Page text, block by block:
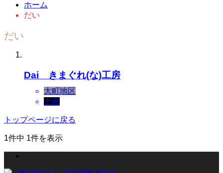
ホーム
だい
だい
Dai きまぐれ(な)工房
大町地区
土産
トップページに戻る
1件中 1件を表示